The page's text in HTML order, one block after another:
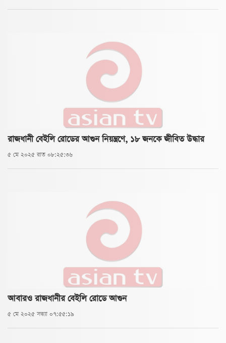
রাজধানী বেইলি রোডের আগুন নিয়ন্ত্রণে, ১৮ জনকে জীবিত উদ্ধার
৫ মে ২০২৫ রাত ০৮:২৫:৩৬
আবারও রাজধানীর বেইলি রোডে আগুন
৫ মে ২০২৫ সন্ধ্যা ০৭:৫৫:১৯